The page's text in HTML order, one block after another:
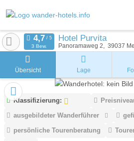
Hotel Purvita
Panoramaweg 2 39037
3 Bew.
Übersicht Lage
Klassifizierung:
ausgebildeter Wanderführer
persönliche Tourenberatung